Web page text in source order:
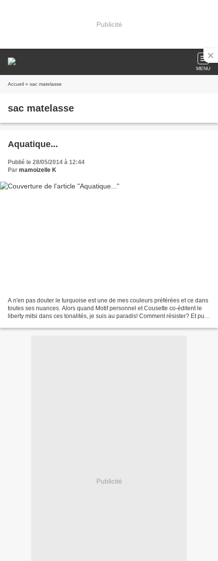
Publicité
MENU
Accueil » sac matelasse
sac matelasse
Aquatique...
Publié le 28/05/2014 à 12:44
Par mamoizelle K
A n'en pas douter le turquoise est une de mes couleurs préférées et ce dans
toutes ses nuances. Alors quand Motif personnel et Cousette co-éditent le
liberty mitsi dans ces tonalités, je suis au paradis! Comment résister? Et puis,
Publicité